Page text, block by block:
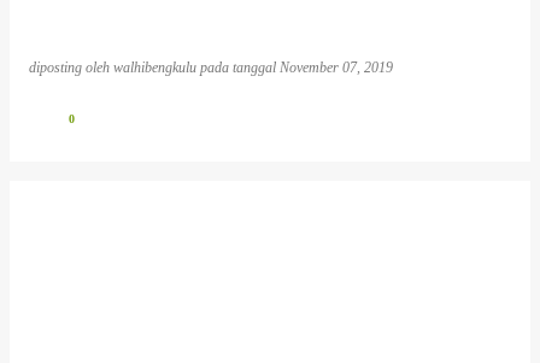
diposting oleh walhibengkulu pada tanggal November 07, 2019
0